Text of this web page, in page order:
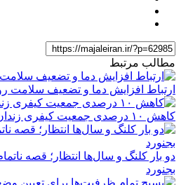
مطالب مرتبط
ارتباط افزایش دما و تضعیف سلامت
کاهش ۱۰ درصدی جمعیت کیفری زندان‌های بوشهر
دو بار کلنگ و سال‌ها انتظار؛ قصه
بجنورد